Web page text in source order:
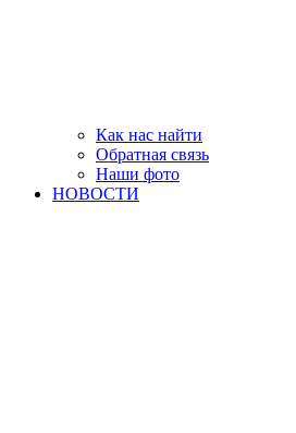
Как нас найти
Обратная связь
Наши фото
НОВОСТИ